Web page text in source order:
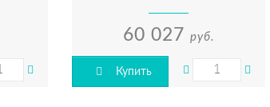
60 027 руб.
Купить